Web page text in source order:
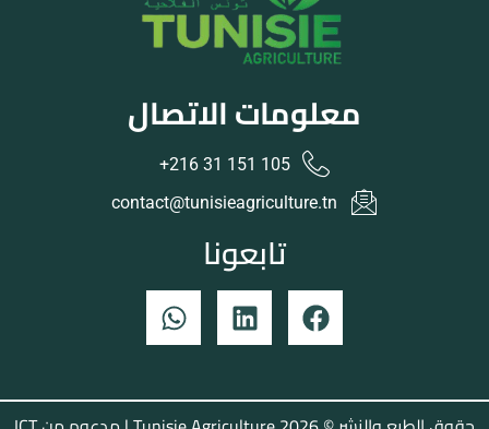
معلومات الاتصال
105 151 31 216+
contact@tunisieagriculture.tn
تابعونا